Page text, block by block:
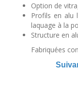
Option de
Profils en alu
laquage à la
Structure en
Fabriquées